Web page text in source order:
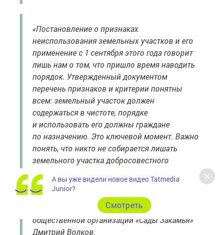
«Постановление о признаках
неиспользования земельных участков и его
применение с 1 сентября этого года говорит
лишь нам о том, что пришло время наводить
порядок. Утвержденный документом
перечень признаков и критерии понятны
всем: земельный участок должен
содержаться в чистоте, порядке
и использовать его должны граждане
по назначению. Это ключевой момент. Важно
понять, что никто не собирается лишать
земельного участка добросовестного
садовода, который с любовью и заботой
относится к своей земле
и возделывает ее», — поделился своим
мнением председатель региональной
общественной организации «Сады Закамья»
Дмитрий Волков.
А вы уже видели новое видео Tatmedia
Junior?
Cмотреть